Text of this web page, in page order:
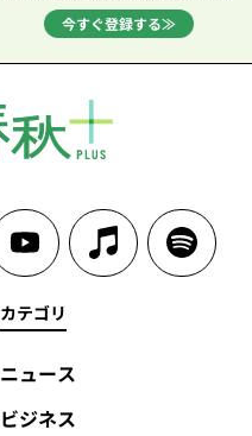
今すぐ登録する≫
カテゴリ
ニュース
ビジネス